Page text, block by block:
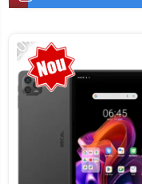
-20%